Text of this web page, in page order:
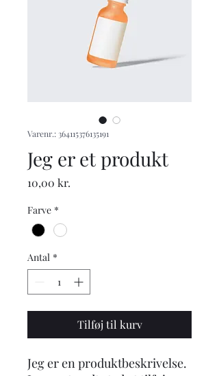
Varenr.: 364115376135191
Jeg er et produkt
10,00 kr.
Farve *
Antal *
Tilføj til kurv
Jeg er en produktbeskrivelse.